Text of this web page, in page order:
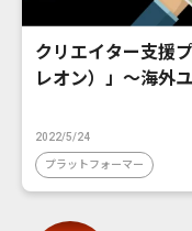
クリエイター支援
レオン）」〜海外
2022/5/24
プラットフォーマー